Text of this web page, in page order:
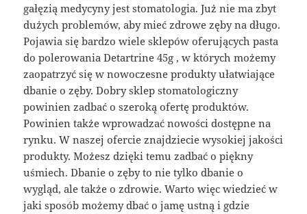
gałęzią medycyny jest stomatologia. Już nie ma zbyt
dużych problemów, aby mieć zdrowe zęby na długo.
Pojawia się bardzo wiele sklepów oferujących pasta
do polerowania Detartrine 45g , w których możemy
zaopatrzyć się w nowoczesne produkty ułatwiające
dbanie o zęby. Dobry sklep stomatologiczny
powinien zadbać o szeroką ofertę produktów.
Powinien także wprowadzać nowości dostępne na
rynku. W naszej ofercie znajdziecie wysokiej jakości
produkty. Możesz dzięki temu zadbać o piękny
uśmiech. Dbanie o zęby to nie tylko dbanie o
wygląd, ale także o zdrowie. Warto więc wiedzieć w
jaki sposób możemy dbać o jamę ustną i gdzie